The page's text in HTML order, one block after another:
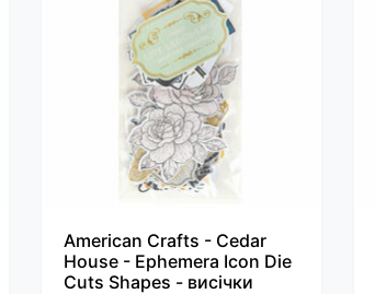
American Crafts - Cedar
House - Ephemera Icon Die
Cuts Shapes - висічки